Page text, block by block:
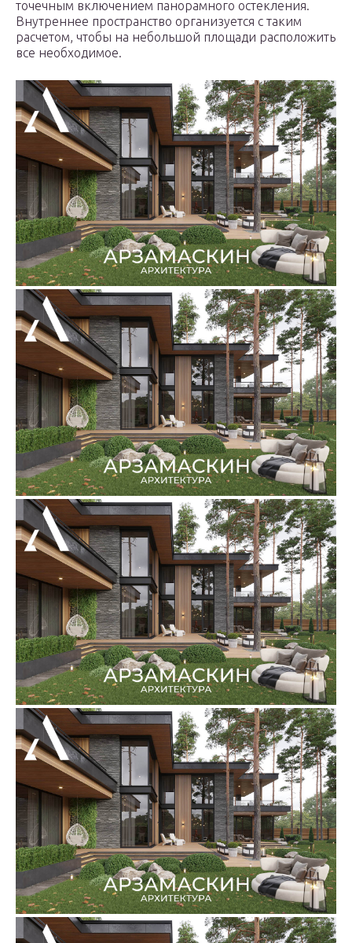
точечным включением панорамного остекления.
Внутреннее пространство организуется с таким
расчетом, чтобы на небольшой площади расположить
все необходимое.